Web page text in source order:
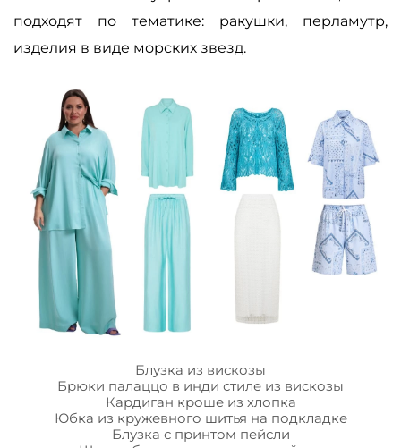
подходят по тематике: ракушки, перламутр,
изделия в виде морских звезд.
Блузка из вискозы
Брюки палаццо в инди стиле из вискозы
Кардиган кроше из хлопка
Юбка из кружевного шитья на подкладке
Блузка с принтом пейсли